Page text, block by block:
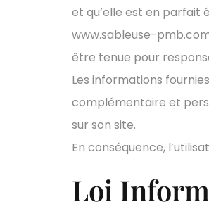
et qu’elle est en
www.sableuse-
être tenue pour
Les informations
complémentaire et
sur son site.
En conséquence,
Loi